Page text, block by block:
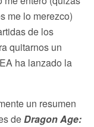
me lo merezco)
de los
quitarnos un
ha lanzado la
un resumen
deDragon Age: